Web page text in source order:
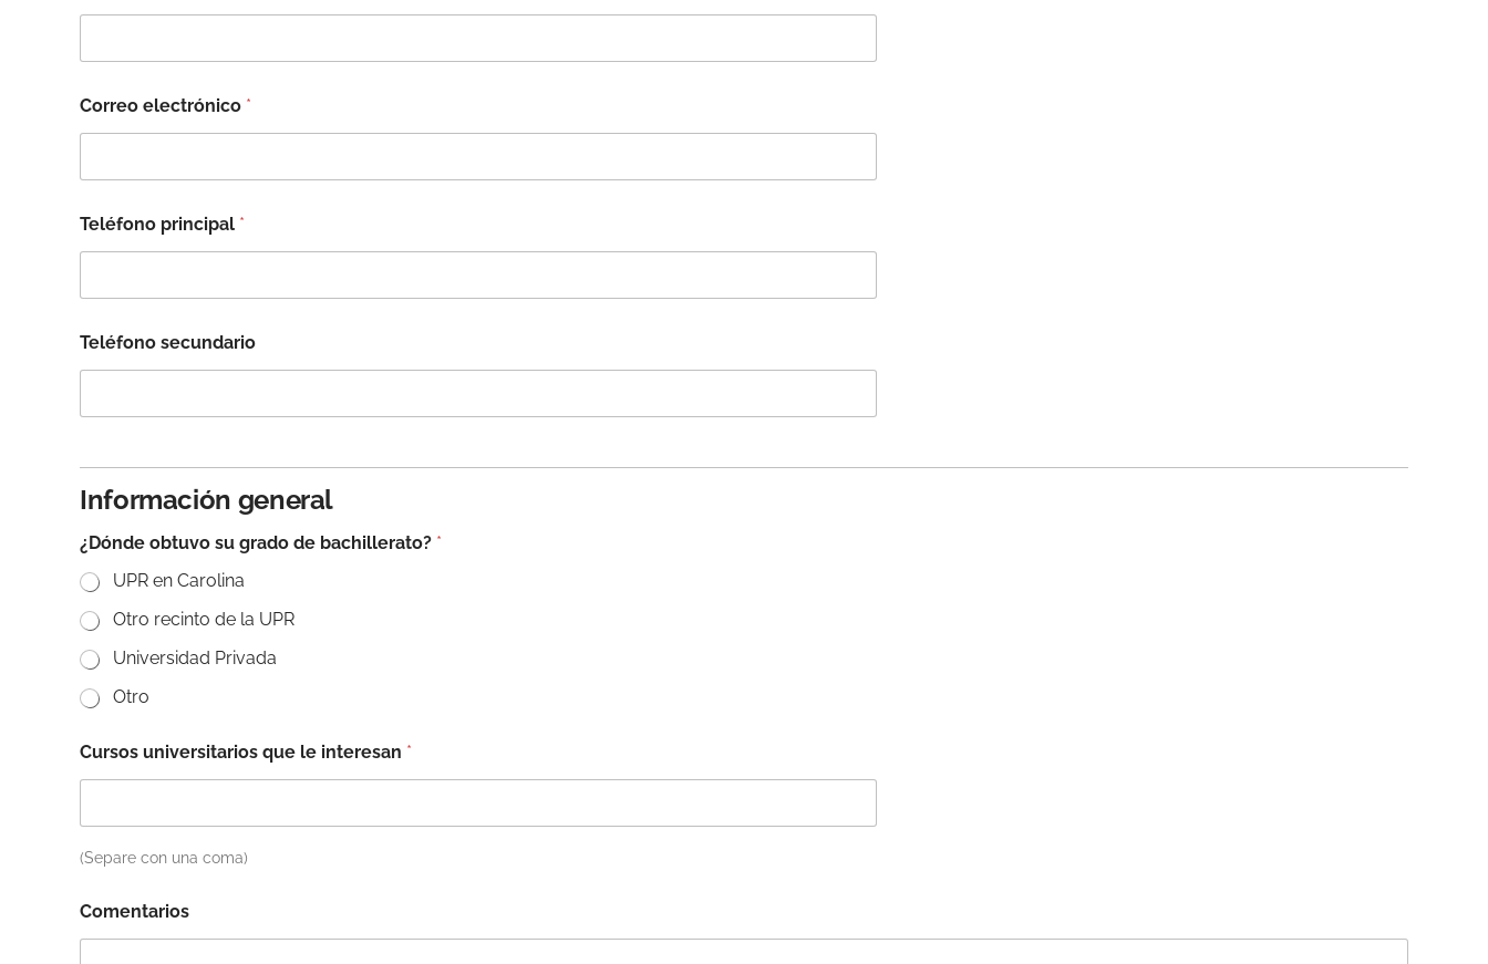
Correo electrónico *
Teléfono principal *
Teléfono secundario
Información general
¿Dónde obtuvo su grado de bachillerato? *
UPR en Carolina
Otro recinto de la UPR
Universidad Privada
Otro
Cursos universitarios que le interesan *
(Separe con una coma)
Comentarios